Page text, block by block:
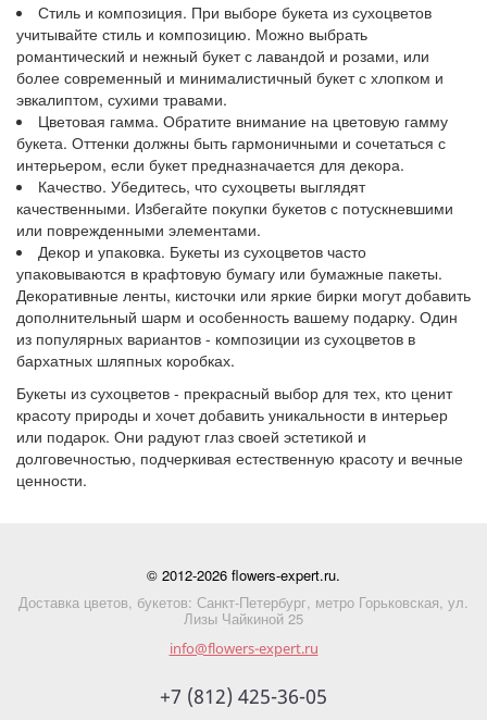
Стиль и композиция. При выборе букета из сухоцветов
учитывайте стиль и композицию. Можно выбрать
романтический и нежный букет с лавандой и розами, или
более современный и минималистичный букет с хлопком и
эвкалиптом, сухими травами.
Цветовая гамма. Обратите внимание на цветовую гамму
букета. Оттенки должны быть гармоничными и сочетаться с
интерьером, если букет предназначается для декора.
Качество. Убедитесь, что сухоцветы выглядят
качественными. Избегайте покупки букетов с потускневшими
или поврежденными элементами.
Декор и упаковка. Букеты из сухоцветов часто
упаковываются в крафтовую бумагу или бумажные пакеты.
Декоративные ленты, кисточки или яркие бирки могут добавить
дополнительный шарм и особенность вашему подарку. Один
из популярных вариантов - композиции из сухоцветов в
бархатных шляпных коробках.
Букеты из сухоцветов - прекрасный выбор для тех, кто ценит
красоту природы и хочет добавить уникальности в интерьер
или подарок. Они радуют глаз своей эстетикой и
долговечностью, подчеркивая естественную красоту и вечные
ценности.
© 2012-2026 flowers-expert.ru.
Доставка цветов, букетов: Санкт-Петербург, метро Горьковская, ул.
Лизы Чайкиной 25
info@flowers-expert.ru
+7 (812) 425-36-05